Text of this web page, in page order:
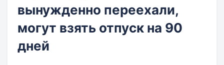
вынужденно переехали,
могут взять отпуск на 90
дней